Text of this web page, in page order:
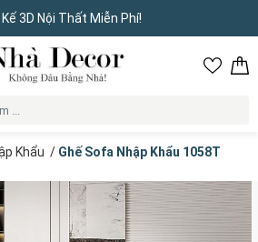
3D Nội Thất Miễn Phí!
Khẩu / Ghế Sofa Nhập Khẩu 1058T